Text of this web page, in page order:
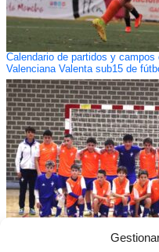
Calendario de partidos y
Valenciana Valenta sub15 de